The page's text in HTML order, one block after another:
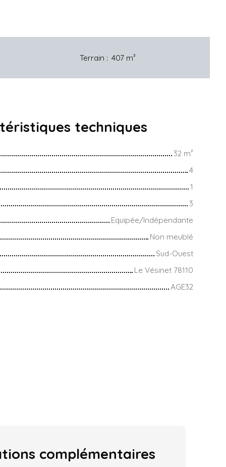
Terrain : 407 m²
techniques
32 m²
4
1
3
Equipée/Indépendante
Non meublé
Sud-Ouest
Le Vésinet 78110
AGE32
complémentaires